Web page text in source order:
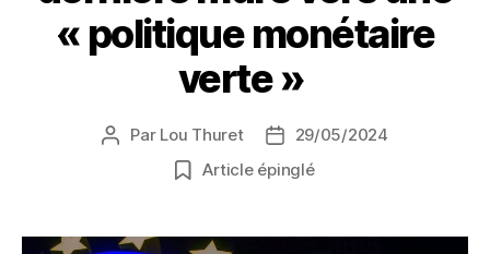
« politique monétaire
verte »
Auteur
Par Lou Thuret
Date
de
l’article
29/05/2024
Article épinglé